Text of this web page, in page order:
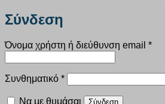
Σύνδεση
Όνομα χρήστη ή διεύθυνση email *
Συνθηματικό *Απαιτείται
Να με θυμάσαι Σύνδεση